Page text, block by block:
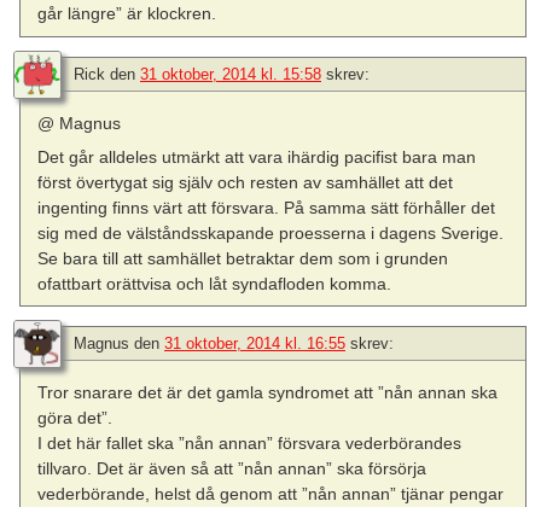
går längre” är klockren.
Rick den 31 oktober, 2014 kl. 15:58 skrev:
@ Magnus
Det går alldeles utmärkt att vara ihärdig pacifist bara man
först övertygat sig själv och resten av samhället att det
ingenting finns värt att försvara. På samma sätt förhåller det
sig med de välståndsskapande proesserna i dagens Sverige.
Se bara till att samhället betraktar dem som i grunden
ofattbart orättvisa och låt syndafloden komma.
Magnus den 31 oktober, 2014 kl. 16:55 skrev:
Tror snarare det är det gamla syndromet att ”nån annan ska
göra det”.
I det här fallet ska ”nån annan” försvara vederbörandes
tillvaro. Det är även så att ”nån annan” ska försörja
vederbörande, helst då genom att ”nån annan” tjänar pengar